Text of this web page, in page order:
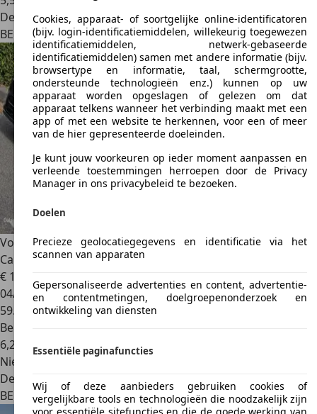
Dealer
BE 9140Temse
Volkswagen Beetle*** 1.8 Tsi - 59.000 km - DSG - Camera -
Carpass ***
€ 13.990
04/2017
59.000 km
Benzine
6,2 l/100 km (comb.)
Nieuw
Dealer
BE 1700Dilbeek
Cookies, apparaat- of soortgelijke online-identificatoren
(bijv. login-identificatiemiddelen, willekeurig toegewezen
identificatiemiddelen, netwerk-gebaseerde
identificatiemiddelen) samen met andere informatie (bijv.
browsertype en informatie, taal, schermgrootte,
ondersteunde technologieën enz.) kunnen op uw
apparaat worden opgeslagen of gelezen om dat
apparaat telkens wanneer het verbinding maakt met een
app of met een website te herkennen, voor een of meer
van de hier gepresenteerde doeleinden.
Je kunt jouw voorkeuren op ieder moment aanpassen en
verleende toestemmingen herroepen door de Privacy
Manager in ons privacybeleid te bezoeken.
Doelen
Precieze geolocatiegegevens en identificatie via het
scannen van apparaten
Gepersonaliseerde advertenties en content, advertentie-
en contentmetingen, doelgroepenonderzoek en
ontwikkeling van diensten
Essentiële paginafuncties
Wij of deze aanbieders gebruiken cookies of
vergelijkbare tools en technologieën die noodzakelijk zijn